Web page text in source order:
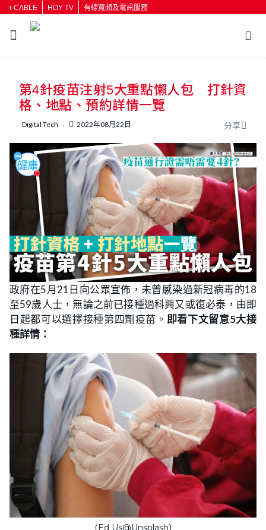
i-CABLE HOY TV 有線寬頻及電訊服務
按輸入鍵開始搜尋
第4針疫苗注射5大重點懶人包 打針資
格、地點、預約詳情一覽
Digital Tech 2022年08月22日 分享
政府在5月21日向公眾宣佈，未曾感染過新冠病毒的18
至59歲人士，無論之前已接種過科興又或復必泰，由即
日起都可以選擇接種第四劑疫苗。 即看下文留意5大接
種詳情：
（Ed Us@Unsplash）